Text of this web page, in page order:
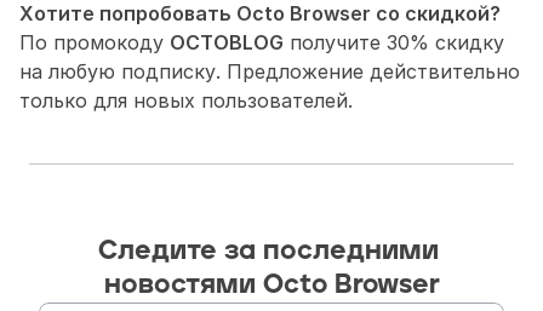
Хотите попробовать Octo Browser со скидкой?
По промокоду OCTOBLOG получите 30% скидку
на любую подписку. Предложение действительно
только для новых пользователей.
Следите за последними
новостями Octo Browser